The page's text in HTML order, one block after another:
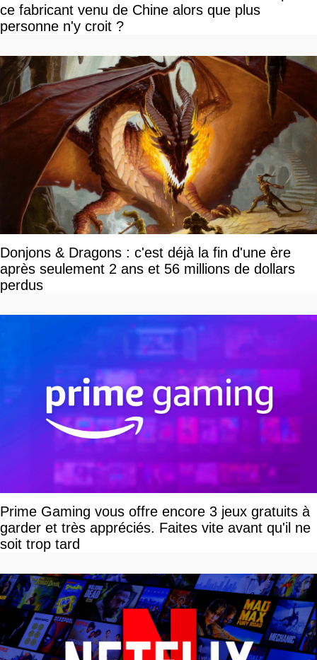
ce fabricant venu de Chine alors que plus
personne n'y croit ?
Donjons & Dragons : c'est déjà la fin d'une ère
après seulement 2 ans et 56 millions de dollars
perdus
Prime Gaming vous offre encore 3 jeux gratuits à
garder et très appréciés. Faites vite avant qu'il ne
soit trop tard